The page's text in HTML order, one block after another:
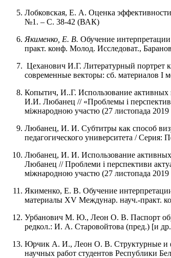
Лобковская, Е. А. Оценка
№1. – С. 38-42 (ВАК)
Якименко, Е. В. Обучение
практ. конф. Молод. Исследоват.,
Цеханович И.Г. Литературный портрет
современные векторы: сб. материалов I
Копытич, И..Г. Использование активных
И.И. Любанец // «Проблемы і перспективи
міжнародною участю (27 листопада
Любанец, И. И. Субтитры как способ
педагогического университета / Серия:
Любанец, И. И. Использование
Любанец // Проблеми і перспективи
міжнародною участю (27 листопада
Якименко, Е. В. Обучение
материалы XV Междунар. науч.-практ.
Урбанович М. Ю., Леон О. В. Паспорт
редкол.: И. А. Старовойтова (пред.) [и
Юрчик А. И., Леон О. В. Структурные и
научных работ студентов Республики